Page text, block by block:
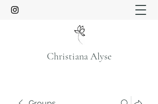
Christiana Alyse